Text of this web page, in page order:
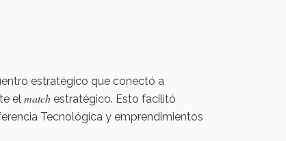
estratégico que conectó a
el match estratégico. Esto facilitó
Tecnológica y emprendimientos